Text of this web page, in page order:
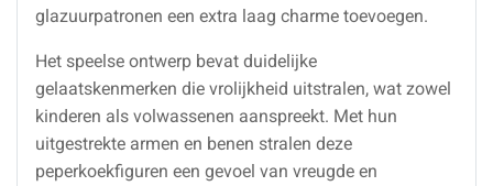
glazuurpatronen een extra laag charme toevoegen.
Het speelse ontwerp bevat duidelijke
gelaatskenmerken die vrolijkheid uitstralen, wat zowel
kinderen als volwassenen aanspreekt. Met hun
uitgestrekte armen en benen stralen deze
peperkoekfiguren een gevoel van vreugde en